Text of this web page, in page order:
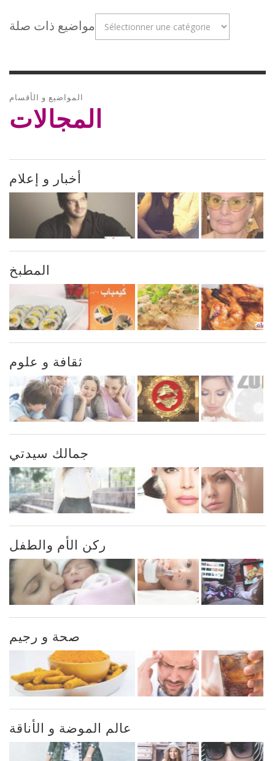
مواضيع ذات صلة
المواضيع و الأقسام
المجالات
أخبار و إعلام
المطبخ
ثقافة و علوم
جمالك سيدتي
ركن الأم والطفل
صحة و رجيم
عالم الموضة و الأناقة